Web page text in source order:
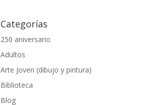
Categorías
250 aniversario
Adultos
Arte Joven (dibujo y pintura)
Biblioteca
Blog